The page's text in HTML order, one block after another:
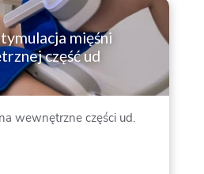
mięśni
część ud
wewnętrzne części ud.